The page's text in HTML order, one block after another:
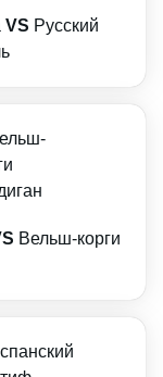
VS Русский
Вельш-корги